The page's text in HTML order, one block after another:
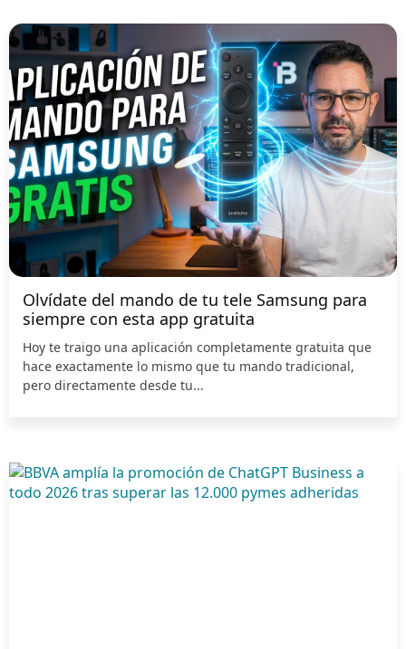
Olvídate del mando de tu tele Samsung para
siempre con esta app gratuita
Hoy te traigo una aplicación completamente gratuita que
hace exactamente lo mismo que tu mando tradicional,
pero directamente desde tu...